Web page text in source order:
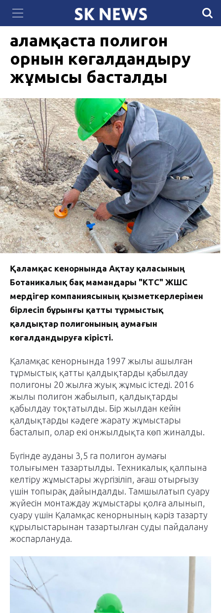
QazCloud расширил мощности дата-центра
для задач искусственного интеллекта
11 СӘУІР 2023, 10:25 1934
Қаламқаста полигон
орнын көгалдандыру
жұмысы басталды
Қаламқас кенорнында Ақтау қаласының
Ботаникалық бақ мамандары "КТС" ЖШС
мердігер компаниясының қызметкерлерімен
бірлесіп бұрынғы қатты тұрмыстық
қалдықтар полигонының аумағын
көгалдандыруға кірісті.
Қаламқас кенорнында 1997 жылы ашылған
тұрмыстық қатты қалдықтарды қабылдау
полигоны 20 жылға жуық жұмыс істеді. 2016
жылы полигон жабылып, қалдықтарды
қабылдау тоқтатылды. Бір жылдан кейін
қалдықтарды кәдеге жарату жұмыстары
басталып, олар екі онжылдықта көп жиналды.
Бүгінде ауданы 3,5 га полигон аумағы
толығымен тазартылды. Техникалық қалпына
келтіру жұмыстары жүргізіліп, ағаш отырғызу
үшін топырақ дайындалды. Тамшылатып суару
жүйесін монтаждау жұмыстары қолға алынып,
суару үшін Қаламқас кенорнының кәріз тазарту
құрылыстарынан тазартылған суды пайдалану
жоспарлануда.